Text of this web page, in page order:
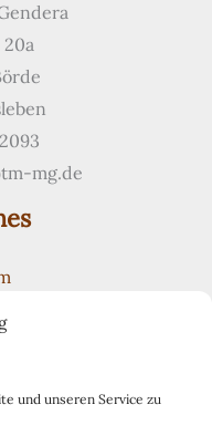
und unseren Service zu
mg.de
(EU)
Suchen